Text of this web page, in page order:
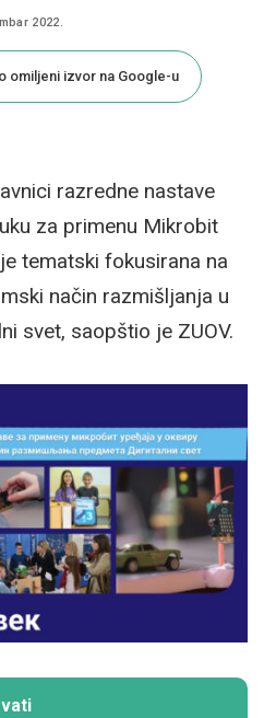
2022.
omiljeni izvor na Google-u
razredne nastave
za primenu Mikrobit
tematski fokusirana na
način razmišljanja u
svet, saopštio je ZUOV.